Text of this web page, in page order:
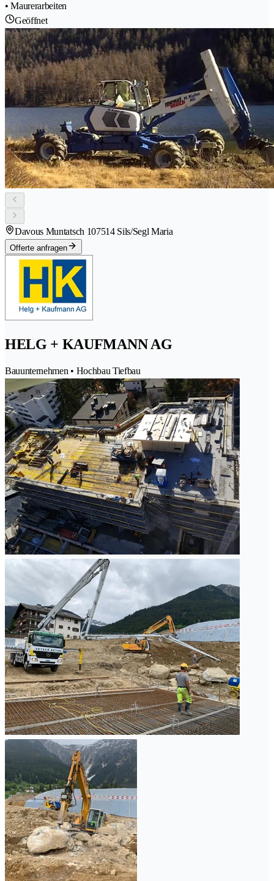
• Maurerarbeiten
Geöffnet
Davous Muntatsch 107514 Sils/Segl Maria
Offerte anfragen
HELG + KAUFMANN AG
Bauunternehmen • Hochbau Tiefbau